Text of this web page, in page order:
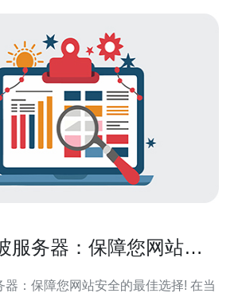
服务器：保障您网站安
：保障您网站安全的最佳选择! 在当